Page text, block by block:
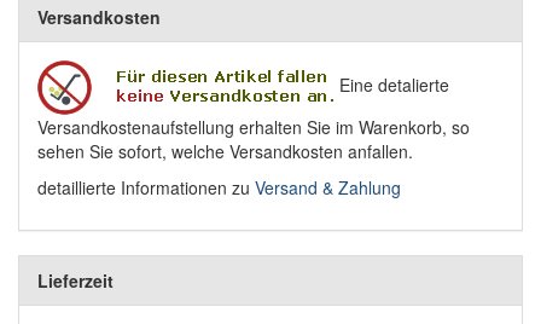
Versandkosten
Eine detalierte
Versandkostenaufstellung erhalten Sie im Warenkorb, so
sehen Sie sofort, welche Versandkosten anfallen.
detaillierte Informationen zu Versand & Zahlung
Lieferzeit